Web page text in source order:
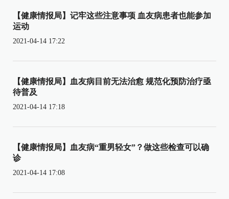
【健康情报局】记牢这些注意事项 血友病患者也能参加
运动
2021-04-14 17:22
【健康情报局】血友病目前无法治愈 规范化预防治疗亟
待普及
2021-04-14 17:18
【健康情报局】血友病“重男轻女”？做这些检查可以确
诊
2021-04-14 17:08